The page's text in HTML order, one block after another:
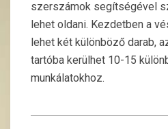
szerszámok segítségével
lehet oldani. Kezdetben a
lehet két különböző darab,
tartóba kerülhet 10-15
munkálatokhoz.